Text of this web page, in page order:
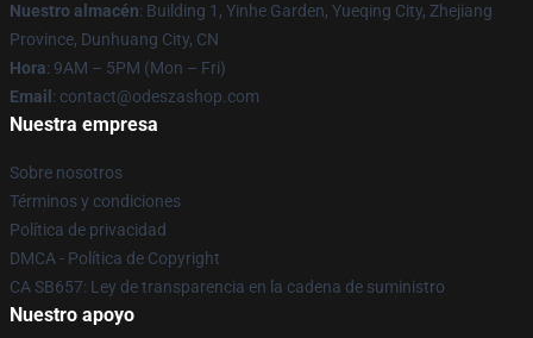
Nuestro almacén: Building 1, Yinhe Garden, Yueqing City, Zhejiang
Province, Dunhuang City, CN
Hora: 9AM – 5PM (Mon – Fri)
Email : contact@odeszashop.com
Nuestra empresa
Sobre nosotros
Términos y condiciones
Política de privacidad
DMCA - Política de Copyright
CA SB657: Ley de transparencia en la cadena de suministro
Nuestro apoyo